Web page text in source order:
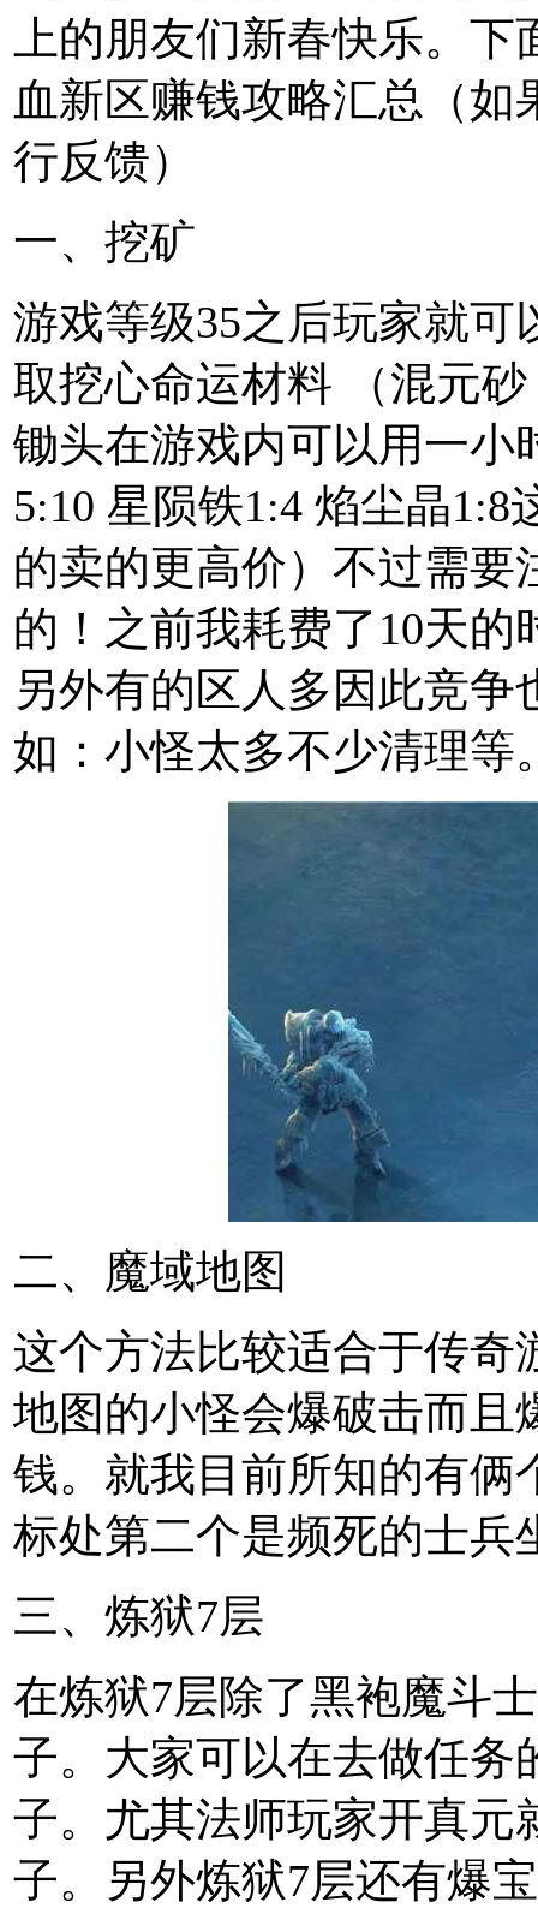
上的朋友们新春快乐。
血新区赚钱攻略汇总（
行反馈）
一、挖矿
游戏等级35之后玩家就
取挖心命运材料 （混元
锄头在游戏内可以用一小
5:10 星陨铁1:4 焰尘晶
的卖的更高价）不过需要
的！之前我耗费了10天的
另外有的区人多因此竞
如：小怪太多不少清理等
二、魔域地图
这个方法比较适合于传奇
地图的小怪会爆破击而且
钱。就我目前所知的有俩
标处第二个是频死的士兵
三、炼狱7层
在炼狱7层除了黑袍魔斗
子。大家可以在去做任务
子。尤其法师玩家开真元
子。另外炼狱7层还有爆